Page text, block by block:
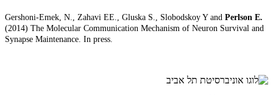
Gershoni-Emek, N., Zahavi EE., Gluska S., Slobodskoy Y and Perlson E.
(2014) The Molecular Communication Mechanism of Neuron Survival and
Synapse Maintenance. In press.